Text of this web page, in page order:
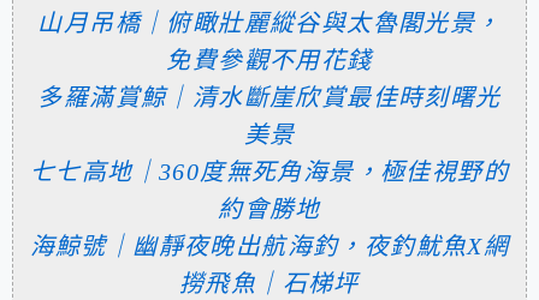
山月吊橋｜俯瞰壯麗縱谷與太魯閣光景，
免費參觀不用花錢
多羅滿賞鯨｜清水斷崖欣賞最佳時刻曙光
美景
七七高地｜360度無死角海景，極佳視野的
約會勝地
海鯨號｜幽靜夜晚出航海釣，夜釣魷魚X網
撈飛魚｜石梯坪